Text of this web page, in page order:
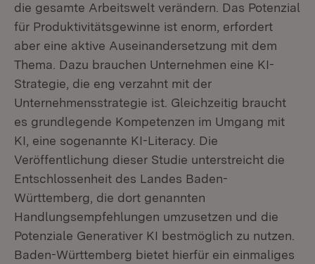
die gesamte Arbeitswelt verändern. Das Potenzial
für Produktivitätsgewinne ist enorm, erfordert
aber eine aktive Auseinandersetzung mit dem
Thema. Dazu brauchen Unternehmen eine KI-
Strategie, die eng verzahnt mit der
Unternehmensstrategie ist. Gleichzeitig braucht
es grundlegende Kompetenzen im Umgang mit
KI, eine sogenannte KI-Literacy. Die
Veröffentlichung dieser Studie unterstreicht die
Entschlossenheit des Landes Baden-
Württemberg, die dort genannten
Handlungsempfehlungen umzusetzen und die
Potenziale Generativer KI bestmöglich zu nutzen.
Baden-Württemberg bietet hierfür ein einmaliges